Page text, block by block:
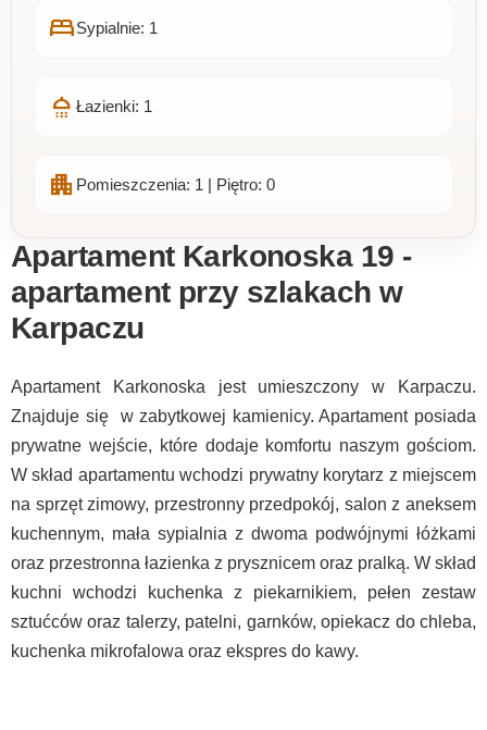
bedSypialnie: 1
shower Łazienki: 1
apartment Pomieszczenia: 1 | Piętro: 0
Apartament Karkonoska 19 -
apartament przy szlakach w
Karpaczu
Apartament Karkonoska jest umieszczony w Karpaczu.
Znajduje się w zabytkowej kamienicy. Apartament posiada
prywatne wejście, które dodaje komfortu naszym gościom.
W skład apartamentu wchodzi prywatny korytarz z miejscem
na sprzęt zimowy, przestronny przedpokój, salon z aneksem
kuchennym, mała sypialnia z dwoma podwójnymi łóżkami
oraz przestronna łazienka z prysznicem oraz pralką. W skład
kuchni wchodzi kuchenka z piekarnikiem, pełen zestaw
sztućców oraz talerzy, patelni, garnków, opiekacz do chleba,
kuchenka mikrofalowa oraz ekspres do kawy.